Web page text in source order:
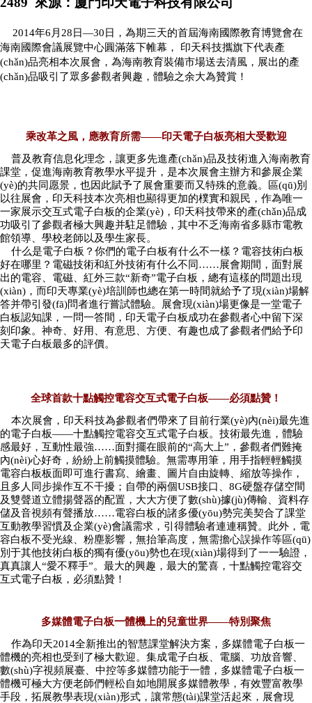
2014年6月28日—30日，為期三天的首屆海南國際教育博覽會在
海南國際會議展覽中心圓滿落下帷幕， 印天科技攜旗下代表產
(chǎn)品亮相本次展會，為海南教育裝備市場送去清風，展出的產
(chǎn)品吸引了眾多參觀者興趣，體驗之余大為贊賞！
乘改革之風，應教育所需——印天電子白板亮相大受歡迎
普及教育信息化理念，讓更多先進產(chǎn)品及技術進入海南教育
課堂，促進海南教育教學水平提升，是本次展會主辦方和參展企業
(yè)的共同愿景，也因此賦予了展會重要而又特殊的意義。區(qū)別
以往展會，印天科技本次亮相也顯得更加的樸實和親民，作為唯一
一家展示交互式電子白板的企業(yè)，印天科技帶來的產(chǎn)品成
功吸引了參觀者極大興趣并駐足體驗，其中不乏海南省多縣市電教
館領導、學校老師以及學生家長。
什么是電子白板？你們的電子白板有什么不一樣？電容技術白板
好在哪里？電磁技術和紅外技術有什么不同……展會期間，面對展
出的電容、電磁、紅外三款“新奇”電子白板，總有這樣的問題出現
(xiàn)，而印天專業(yè)培訓師也總在第一時間就給予了現(xiàn)場解
答并帶引發(fā)問者進行嘗試體驗。展會現(xiàn)場更像是一堂電子
白板認知課，一問一答間，印天電子白板成功在參觀者心中留下深
刻印象。神奇、好用、有意思、方便、有趣也成了參觀者們給予印
天電子白板最多的評價。
全球首款十點觸控電容交互式電子白板——必須點贊！
本次展會，印天科技為參觀者們帶來了目前行業(yè)內(nèi)最先進
的電子白板——十點觸控電容交互式電子白板。技術最先進，體驗
感最好，互動性最強……面對擺在眼前的“高大上”，參觀者們難掩
內(nèi)心好奇，紛紛上前觸摸體驗。無需專用筆，用手指輕輕觸摸
電容白板板面即可進行書寫、繪畫、圖片自由旋轉、縮放等操作，
且多人同步操作互不干擾；自帶的兩個USB接口、8G硬盤存儲空間
及雙聲道立體揚聲器的配置，大大方便了數(shù)據(jù)傳輸、資料存
儲及音視頻有聲播放……電容白板的諸多優(yōu)勢完美契合了課堂
互動教學習慣及企業(yè)會議需求，引得體驗者連連稱贊。此外，電
容白板不受光線、粉塵影響，無抬筆高度，無需擔心誤操作等區(qū)
別于其他技術白板的獨有優(yōu)勢也在現(xiàn)場得到了一一驗證，
真真讓人“愛不釋手”。最大的興趣，最大的驚喜，十點觸控電容交
互式電子白板，必須點贊！
多媒體電子白板一體機上的兒童世界——特別聚焦
作為印天2014全新推出的智慧課堂解決方案，多媒體電子白板一
體機的亮相也受到了極大歡迎。集成電子白板、電腦、功放音響、
數(shù)字視頻展臺、中控等多媒體功能于一體，多媒體電子白板一
體機可極大方便老師們輕松自如地開展多媒體教學，有效豐富教學
手段，拓展教學表現(xiàn)形式，讓常態(tài)課堂活起來，展會現